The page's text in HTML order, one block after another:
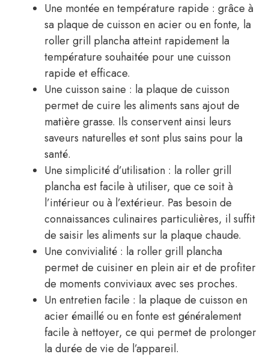
Une montée en température rapide : grâce à
sa plaque de cuisson en acier ou en fonte, la
roller grill plancha atteint rapidement la
température souhaitée pour une cuisson
rapide et efficace.
Une cuisson saine : la plaque de cuisson
permet de cuire les aliments sans ajout de
matière grasse. Ils conservent ainsi leurs
saveurs naturelles et sont plus sains pour la
santé.
Une simplicité d’utilisation : la roller grill
plancha est facile à utiliser, que ce soit à
l’intérieur ou à l’extérieur. Pas besoin de
connaissances culinaires particulières, il suffit
de saisir les aliments sur la plaque chaude.
Une convivialité : la roller grill plancha
permet de cuisiner en plein air et de profiter
de moments conviviaux avec ses proches.
Un entretien facile : la plaque de cuisson en
acier émaillé ou en fonte est généralement
facile à nettoyer, ce qui permet de prolonger
la durée de vie de l’appareil.